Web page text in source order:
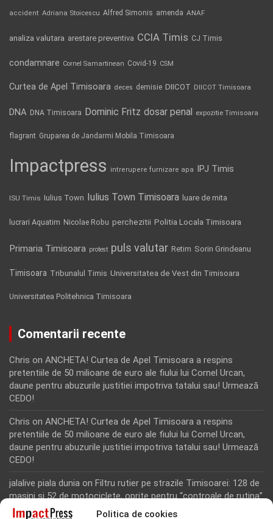
Politica de cookies
accident Adriana Stoicescu Alfred Simonis amenda ANAF
analiza valutara arestare preventiva CCIA Timis CJ Timis
condamnare Cornel Samartinean Covid-19 CSM
Curtea de Apel Timisoara deces demisie DIICOT DIICOT Timisoara
DNA DNA Timisoara Dominic Fritz dosar penal expozitie Timisoara
flagrant Gruparea de Jandarmi Mobila Timisoara
Impactpress intrerupere furnizare apa IPJ Timis
ISU Timis Iulius Town Iulius Town Timisoara luare de mita
lucrari Aquatim Nicolae Robu perchezitii Politia Locala Timisoara
Primaria Timisoara protest puls valutar Retim Sorin Grindeanu
Timisoara Tribunalul Timis Universitatea de Vest din Timisoara
Universitatea Politehnica Timisoara
Comentarii recente
Chris on ANCHETA! Curtea de Apel Timisoara a respins
pretentiile de 50 milioane de euro ale fiului lui Cornel Urcan,
daune pentru abuzurile justitiei impotriva tatalui sau! Urmează
CEDO!
Chris on ANCHETA! Curtea de Apel Timisoara a respins
pretentiile de 50 milioane de euro ale fiului lui Cornel Urcan,
daune pentru abuzurile justitiei impotriva tatalui sau! Urmează
CEDO!
jalalive piala dunia on Filtru rutier pe strazile Timisoarei: 128 de
masini si 52 de motociclete, oprite pentru “controale de rutina”